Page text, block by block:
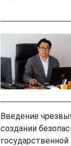
Введение
создании